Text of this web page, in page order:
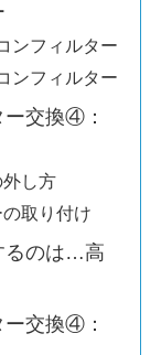
ンフィルター
ンフィルター
ー交換④：
し方
取り付け
るのは…高
ー交換④：